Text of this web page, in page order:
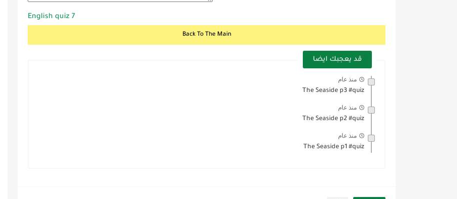
English quiz 7
Back To The Main
قد يعجبك ايضا
منذ عام
The Seaside p3 #quiz
منذ عام
The Seaside p2 #quiz
منذ عام
The Seaside p1 #quiz